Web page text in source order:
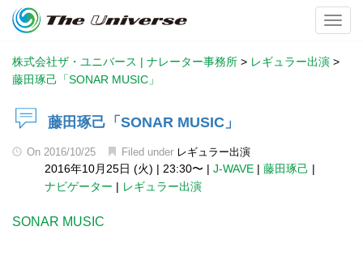
株式会社ザ・ユニバース | ナレーター事務所 > レギュラー出演 >
藤田琢己「SONAR MUSIC」
藤田琢己「SONAR MUSIC」
On 2016/10/25 Filed under レギュラー出演
2016年10月25日 (火) | 23:30〜 | J-WAVE | 藤田琢己 |
ナビゲーター | レギュラー出演
SONAR MUSIC